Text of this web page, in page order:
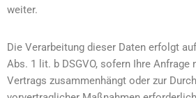
weiter.
Die Verarbeitung dieser Daten erfolgt
Abs. 1 lit. b DSGVO, sofern Ihre Anfrage
Vertrags zusammenhängt oder zur